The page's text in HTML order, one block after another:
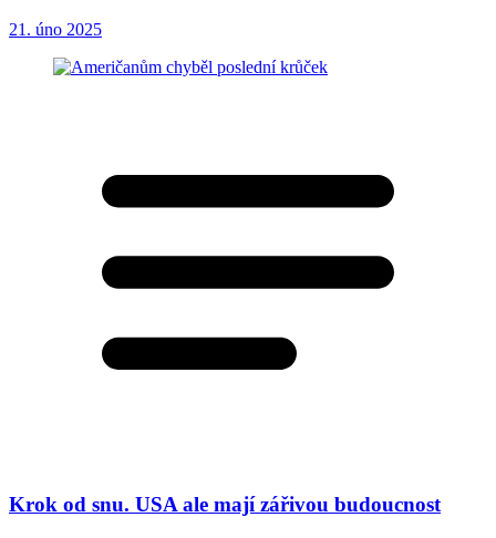
21. úno 2025
Krok od snu. USA ale mají zářivou budoucnost